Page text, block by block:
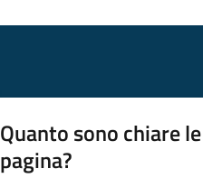
Quanto sono chiare
pagina?